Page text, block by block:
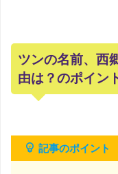
ツンの名前、西
由は？のポイン
記事のポイン